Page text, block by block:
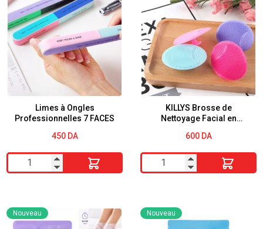
Humble
Co
50
pièces
a
Menthe
Humble
Co
50
pieces
au
Charbon-
Menthe
Limes à Ongles
Professionnelles 7 FACES
450 DA
quantité
de
à
Ongles
KILLYS Brosse de
Nettoyage Facial en
600 DA
quantité
de
Brosse
de
Nouveau Nouveau